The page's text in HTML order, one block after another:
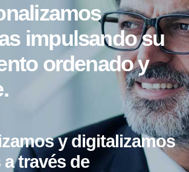
impulsando su
ordenado y
y digitalizamos
través de